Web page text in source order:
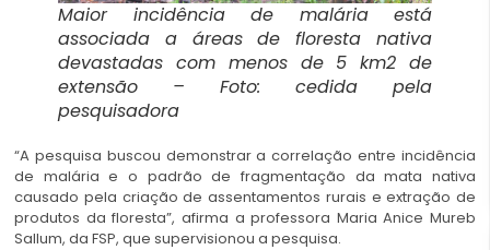
Maior incidência de malária está
associada a áreas de floresta nativa
devastadas com menos de 5 km2 de
extensão – Foto: cedida pela
pesquisadora
“A pesquisa buscou demonstrar a correlação entre incidência
de malária e o padrão de fragmentação da mata nativa
causado pela criação de assentamentos rurais e extração de
produtos da floresta”, afirma a professora Maria Anice Mureb
Sallum, da FSP, que supervisionou a pesquisa.